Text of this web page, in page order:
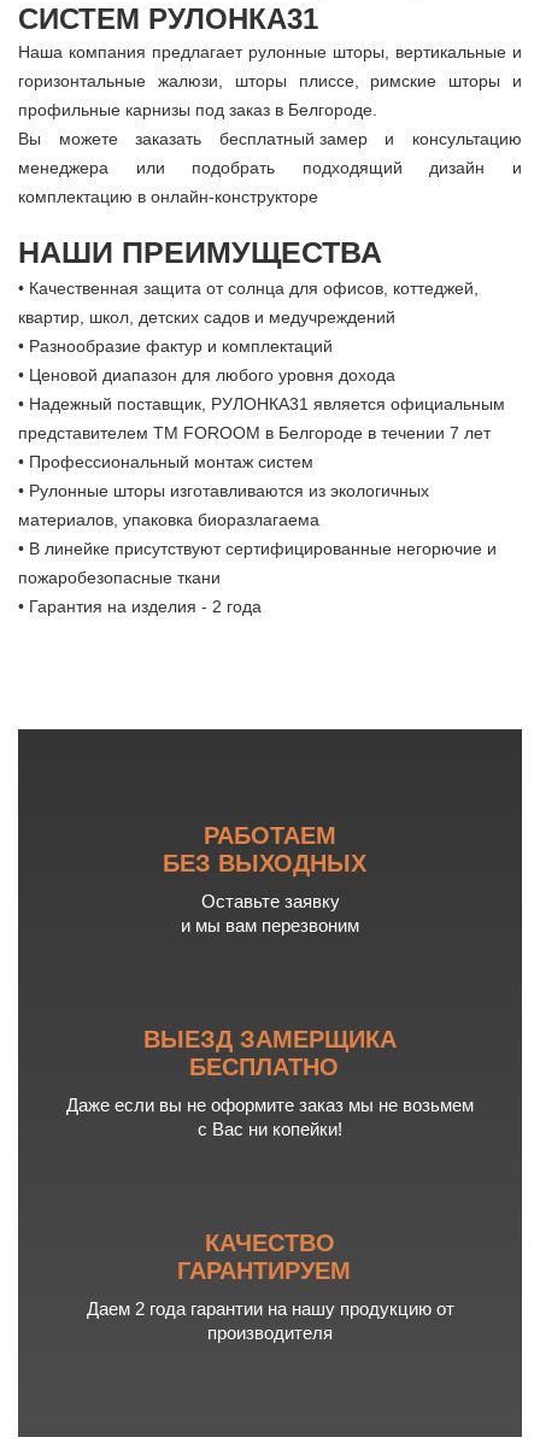
СИСТЕМ РУЛОНКА31
Наша компания предлагает рулонные шторы, вертикальные и
горизонтальные жалюзи, шторы плиссе, римские шторы и
профильные карнизы под заказ в Белгороде.
Вы можете заказать бесплатный замери консультацию
менеджера или подобрать подходящий дизайн и
комплектацию в онлайн-конструкторе
НАШИ ПРЕИМУЩЕСТВА
• Качественная защита от солнца для офисов, коттеджей,
квартир, школ, детских садов и медучреждений
• Разнообразие фактур и комплектаций
• Ценовой диапазон для любого уровня дохода
• Надежный поставщик, РУЛОНКА31 является официальным
представителем ТМ FOROOM в Белгороде в течении 7 лет
• Профессиональный монтаж систем
• Рулонные шторы изготавливаются из экологичных
материалов, упаковка биоразлагаема
• В линейке присутствуют сертифицированные негорючие и
пожаробезопасные ткани
• Гарантия на изделия - 2 года
РАБОТАЕМ
БЕЗ ВЫХОДНЫХ
Оставьте заявку
и мы вам перезвоним
ВЫЕЗД ЗАМЕРЩИКА
БЕСПЛАТНО
Даже если вы не оформите заказ мы не возьмем
с Вас ни копейки!
КАЧЕСТВО
ГАРАНТИРУЕМ
Даем 2 года гарантии на нашу продукцию от
производителя